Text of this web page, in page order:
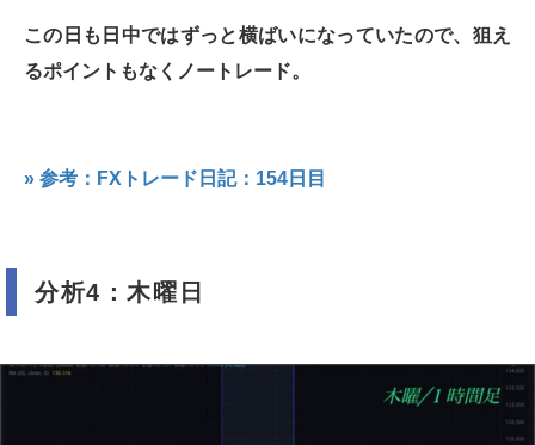
この日も日中ではずっと横ばいになっていたので、狙え
るポイントもなくノートレード。
» 参考：FXトレード日記：154日目
分析4：木曜日